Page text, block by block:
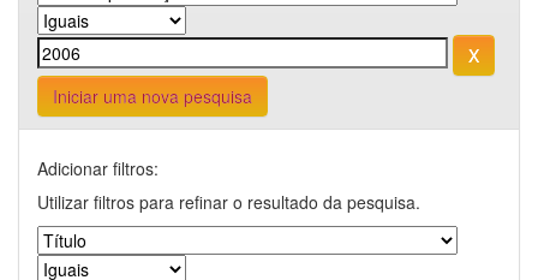
Iniciar uma nova pesquisa
Adicionar filtros:
Utilizar filtros para refinar o resultado da pesquisa.